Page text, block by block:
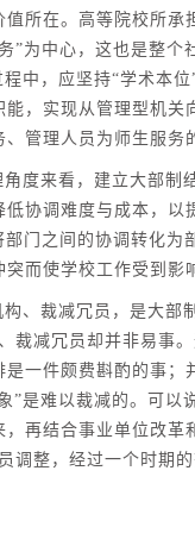
所在。高等院校所
”为中心，这也是整
中，应坚持“学术本
，实现从管理型机
管理人员为师生服务
来看，建立大部制
协调难度与成本，
门之间的协调转化
而使学校工作受到
裁减冗员，是大部
裁减冗员却并非易事
一件颇费斟酌的事
”是难以裁减的。可
再结合事业单位改
调整，经过一个时期